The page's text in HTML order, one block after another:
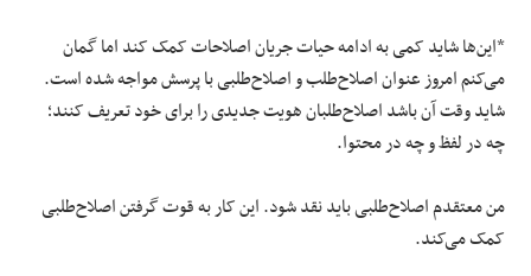
*این‌ها شاید کمی به ادامه حیات جریان اصلاحات کمک کند اما گمان
می‌کنم امروز عنوان اصلاح‌طلب و اصلاح‌طلبی با پرسش مواجه شده است.
شاید وقت آن باشد اصلاح‌طلبان هویت جدیدی را برای خود تعریف کنند؛
چه در لفظ و چه در محتوا.
من معتقدم اصلاح‌طلبی باید نقد شود. این کار به قوت گرفتن اصلاح‌طلبی
کمک می‌کند.